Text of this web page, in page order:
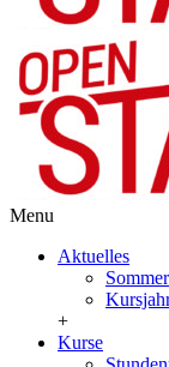
Menu
Aktuelles
+
Kurse